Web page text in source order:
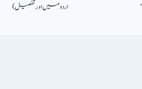
اردو میں اور تفصیل)